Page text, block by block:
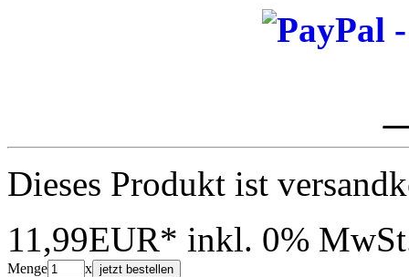
Dieses Produkt ist
11,99EUR* inkl. 0%
Menge x jetzt bestellen